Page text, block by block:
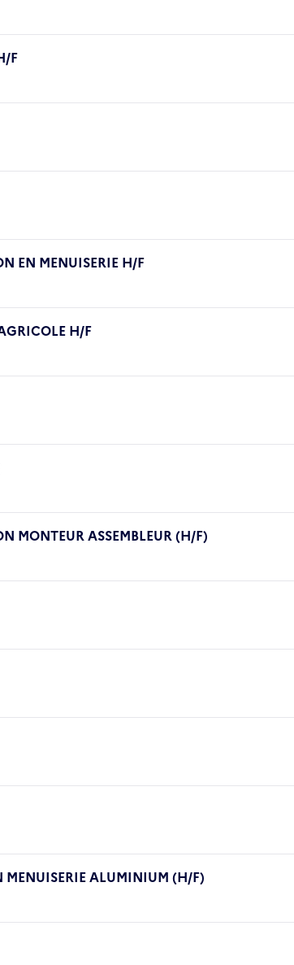
F
EN MENUISERIE H/F
H/F
MONTEUR ASSEMBLEUR (H/F)
MENUISERIE ALUMINIUM (H/F)